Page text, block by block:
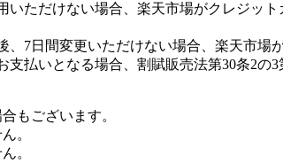
ただけない場合、楽天市場がクレジッ
7日間変更いただけない場合、楽天市場
払いとなる場合、割賦販売法第30条2の
もございます。
。
。